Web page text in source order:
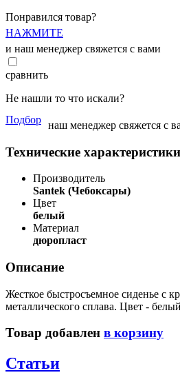
Понравился товар?
НАЖМИТЕ
и наш менеджер свяжется с вами
сравнить
Не нашли то что искали?
Подбор наш менеджер свяжется с
Технические характеристики
Производитель
Santek (Чебоксары)
Цвет
белый
Материал
дюропласт
Описание
Жесткое быстросъемное сиденье с
металлического сплава. Цвет -
Товар добавлен в корзину
Статьи